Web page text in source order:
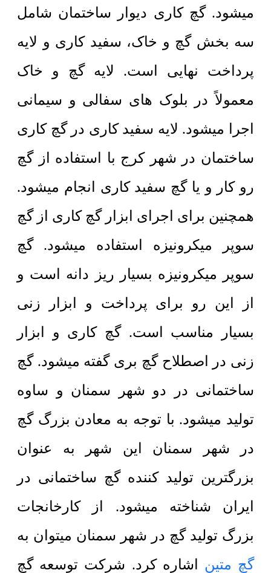
میشود. گچ کاری دیوار ساختمان شامل
سه بخش گچ و خاک، سفید کاری و لایه
پرداخت نهایی است. لایه گچ و خاک
معمولاً در بلوک های سفالی و سیمانی
اجرا میشود. لایه سفید کاری در گچ کاری
ساختمان در شهر کرج با استفاده از گچ
رو کار و یا گچ سفید کاری انجام میشود.
همچنین برای اجرای ابزار گچ کاری از گچ
سوپر میکرونیزه استفاده میشود. گچ
سوپر میکرونیزه بسیار ریز دانه است و
از این رو برای پرداخت و ابزار زنی
بسیار مناسب است. گچ کاری و ابزار
زنی در اصطلاح گچ بری گفته میشود. گچ
ساختمانی در دو شهر سمنان و ساوه
تولید میشود. با توجه به معادن بزرگ گچ
در شهر سمنان این شهر به عنوان
بزرگترین تولید کننده گچ ساختمانی در
ایران شناخته میشود. از کارخانجات
بزرگ تولید گچ در شهر سمنان میتوان به
گچ متین اشاره کرد. شرکت توسعه گچ